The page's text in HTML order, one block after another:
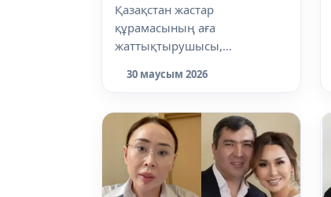
жатқанын мәлімдеді
Қазақстан жастар
құрамасының аға
жаттықтырушысы,
Сәрсекбаев әлеуметтік желіде
30 маусым 2026